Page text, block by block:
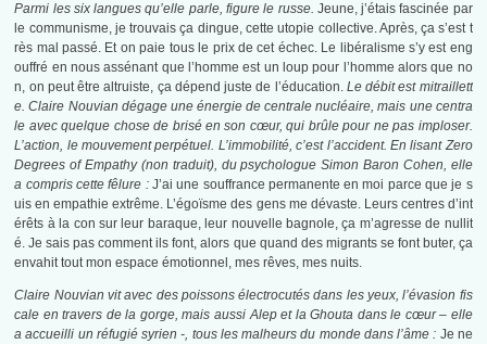
Parmi les six langues qu’elle parle, figure le russe. Jeune, j’étais fascinée par
le communisme, je trouvais ça dingue, cette utopie collective. Après, ça s’est t
rès mal passé. Et on paie tous le prix de cet échec. Le libéralisme s’y est eng
ouffré en nous assénant que l’homme est un loup pour l’homme alors que no
n, on peut être altruiste, ça dépend juste de l’éducation.Le débit est mitraillett
e. Claire Nouvian dégage une énergie de centrale nucléaire, mais une centra
le avec quelque chose de brisé en son cœur, qui brûle pour ne pas imploser.
L’action, le mouvement perpétuel. L’immobilité, c’est l’accident. En lisant Zero
Degrees of Empathy (non traduit), du psychologue Simon Baron Cohen, elle
a compris cette fêlure : J’ai une souffrance permanente en moi parce que je s
uis en empathie extrême. L’égoïsme des gens me dévaste. Leurs centres d’int
érêts à la con sur leur baraque, leur nouvelle bagnole, ça m’agresse de nullit
é. Je sais pas comment ils font, alors que quand des migrants se font buter, ça
envahit tout mon espace émotionnel, mes rêves, mes nuits.
Claire Nouvian vit avec des poissons électrocutés dans les yeux, l’évasion fis
cale en travers de la gorge, mais aussi Alep et la Ghouta dans le cœur – elle
a accueilli un réfugié syrien -, tous les malheurs du monde dans l’âme : Je ne